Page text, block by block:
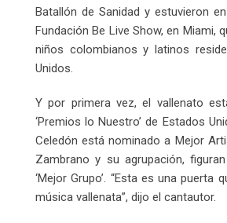
Batallón de Sanidad y estuvieron
Fundación Be Live Show, en Miami,
niños colombianos y latinos
Unidos.
Y por primera vez, el vallenato
‘Premios lo Nuestro’ de Estados
Celedón está nominado a Mejor
Zambrano y su agrupación,
‘Mejor Grupo’. “Esta es una puerta
música vallenata”, dijo el cantautor.